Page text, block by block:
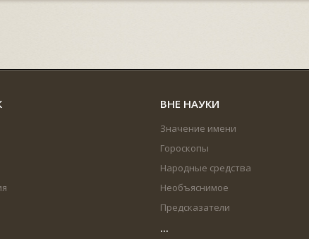
ВНЕ НАУКИ
Значение имени
Гороскопы
Народные средства
Необъяснимое
Предсказатели
...